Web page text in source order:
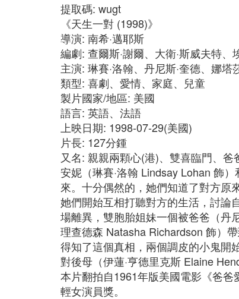
提取碼: wugt
《天生一對 (1998)》
導演: 南希·邁耶斯
編劇: 查爾斯·謝爾、大衛·斯威夫特、
主演: 琳賽·洛翰、丹尼斯·奎德、娜塔
類型: 喜劇、愛情、家庭、兒童
製片國家/地區: 美國
語言: 英語、法語
上映日期: 1998-07-29(美國)
片長: 127分鍾
又名: 親親兩顆心(港)、雙喜臨門、
安妮（琳賽·洛翰 Lindsay Lohan 飾
來。十分偶然的，她們知道了對方原
她們開始互相打聽對方的生活，討論
場離異，雙胞胎姐妹一個被爸爸（丹
理查德森 Natasha Richardson 飾）
得知了這個真相，兩個調皮的小鬼開
對後母（伊蓮·亨德里克斯 Elaine
本片翻拍自1961年版美國電影《爸
輕女演員獎。